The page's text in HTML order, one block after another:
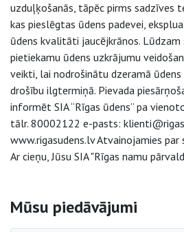
uzduļķošanās, tāpēc pirms sadzīves
kas pieslēgtas ūdens padevei,
ūdens kvalitāti jaucējkrānos.
pietiekamu ūdens uzkrājumu
veikti, lai nodrošinātu dzeramā
drošību ilgtermiņā. Pievada
informēt SIA “Rīgas ūdens” pa
tālr. 80002122 e-pasts:
www.rigasudens.lv Atvainojamies
Ar cieņu, Jūsu SIA "Rīgas namu
Sāna navigācija
Mūsu piedāvājumi